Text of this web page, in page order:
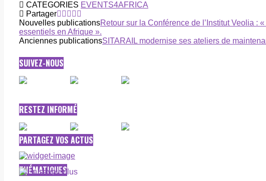
CATEGORIES EVENTS4AFRICA
Partager
Nouvelles publicationsRetour sur la Conférence de l’Institut Veolia :
essentiels en Afrique ».
Anciennes publicationsSITARAIL modernise ses ateliers de
SUIVEZ-NOUS
RESTEZ INFORMÉ
PARTAGEZ VOS ACTUS
THÉMATIQUES